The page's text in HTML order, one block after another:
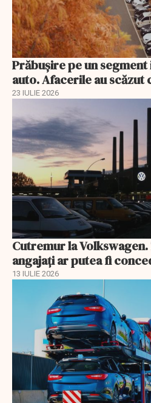
Prăbușire pe un
auto. Afacerile au scăzut
23 IULIE 2026
Cutremur la
angajați ar putea fi
13 IULIE 2026